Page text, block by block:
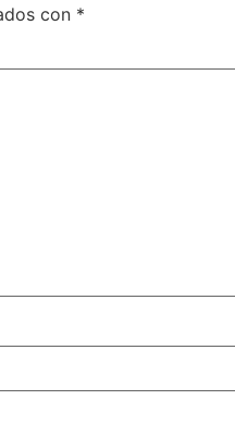
con *